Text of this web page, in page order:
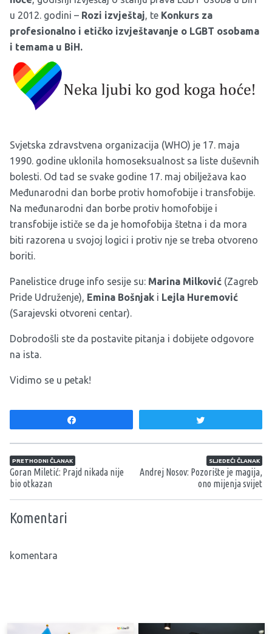
u 2012. godini – Rozi izvještaj, te Konkurs za
profesionalno i etičko izvještavanje o LGBT osobama
i temama u BiH.
Svjetska zdravstvena organizacija (WHO) je 17. maja
1990. godine uklonila homoseksualnost sa liste duševnih
bolesti. Od tad se svake godine 17. maj obilježava kao
Međunarodni dan borbe protiv homofobije i transfobije.
Na međunarodni dan borbe protiv homofobije i
transfobije ističe se da je homofobija štetna i da mora
biti razorena u svojoj logici i protiv nje se treba otvoreno
boriti.
Panelistice druge info sesije su: Marina Milković (Zagreb
Pride Udruženje), Emina Bošnjak i Lejla Huremović
(Sarajevski otvoreni centar).
Dobrodošli ste da postavite pitanja i dobijete odgovore
na ista.
Vidimo se u petak!
Navigacija članaka
PRETHODNI ČLANAK
Goran Miletić: Prajd nikada nije
bio otkazan
SLJEDEĆI ČLANAK
Andrej Nosov: Pozorište je magija,
ono mijenja svijet
Komentari
komentara